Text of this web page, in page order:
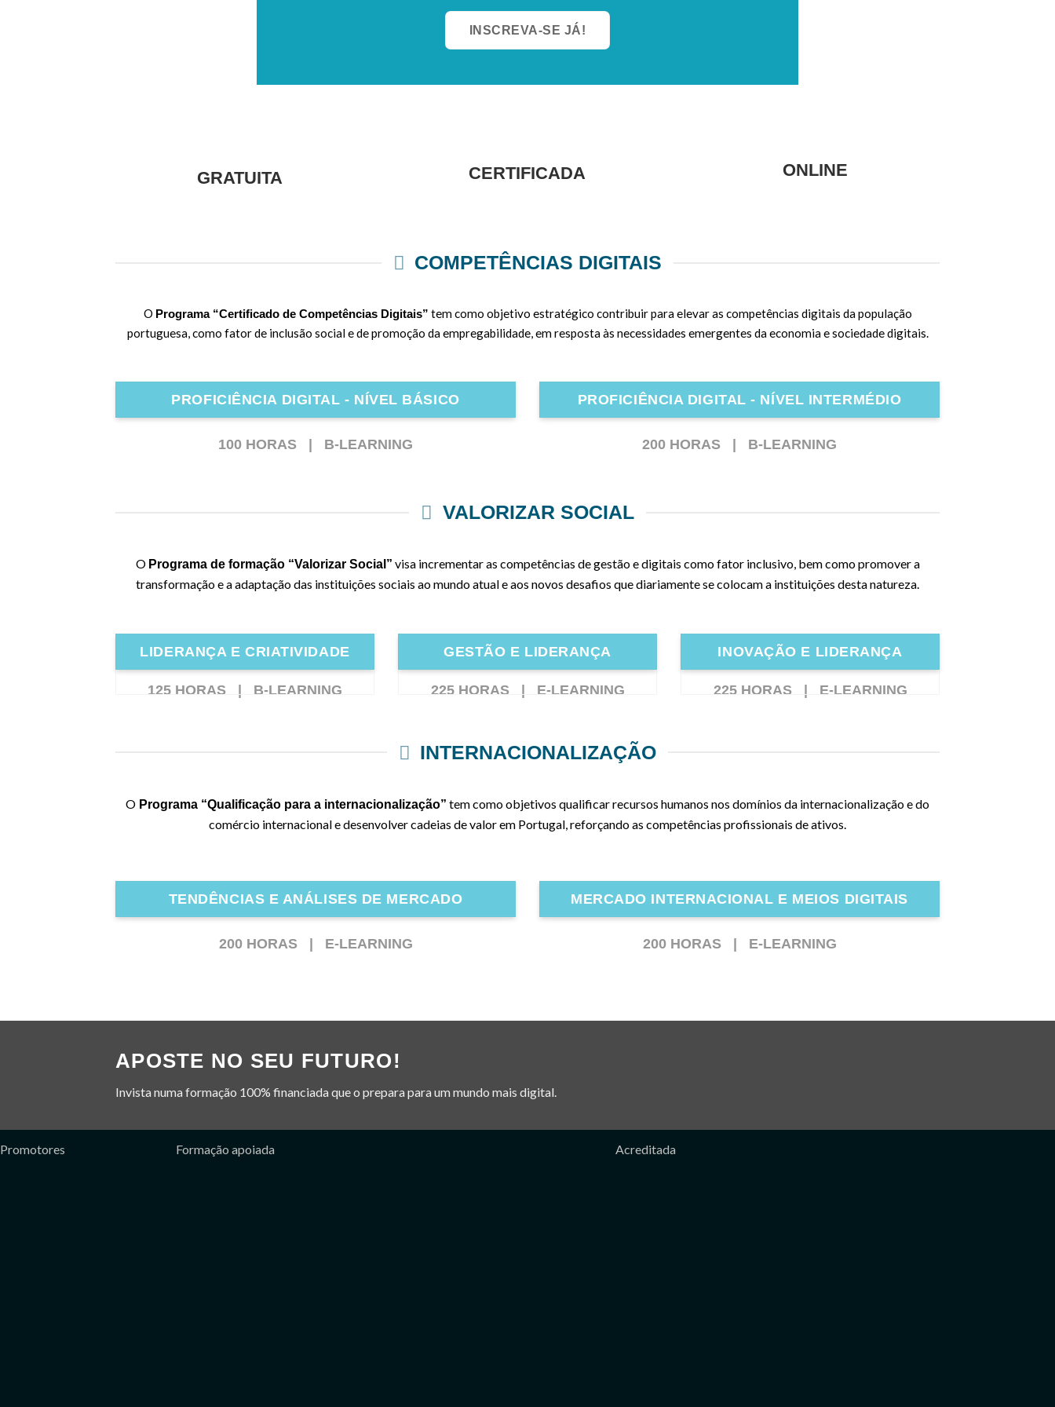
INSCREVA-SE JÁ!
GRATUITA CERTIFICADA ONLINE
COMPETÊNCIAS DIGITAIS
O Programa “Certificado de Competências Digitais” tem como objetivo estratégico contribuir para elevar as competências digitais da população
portuguesa, como fator de inclusão social e de promoção da empregabilidade, em resposta às necessidades emergentes da economia e sociedade digitais.
PROFICIÊNCIA DIGITAL - NÍVEL BÁSICO
100 HORAS | B-LEARNING
PROFICIÊNCIA DIGITAL - NÍVEL INTERMÉDIO
200 HORAS | B-LEARNING
VALORIZAR SOCIAL
O Programa de formação “Valorizar Social” visa incrementar as competências de gestão e digitais como fator inclusivo, bem como promover a
transformação e a adaptação das instituições sociais ao mundo atual e aos novos desafios que diariamente se colocam a instituições desta natureza.
LIDERANÇA E CRIATIVIDADE
125 HORAS | B-LEARNING
GESTÃO E LIDERANÇA
225 HORAS | E-LEARNING
INOVAÇÃO E LIDERANÇA
225 HORAS | E-LEARNING
INTERNACIONALIZAÇÃO
O Programa “Qualificação para a internacionalização” tem como objetivos qualificar recursos humanos nos domínios da internacionalização e do
comércio internacional e desenvolver cadeias de valor em Portugal, reforçando as competências profissionais de ativos.
TENDÊNCIAS E ANÁLISES DE MERCADO
200 HORAS | E-LEARNING
MERCADO INTERNACIONAL E MEIOS DIGITAIS
200 HORAS | E-LEARNING
APOSTE NO SEU FUTURO!
Invista numa formação 100% financiada que o prepara para um mundo mais digital.
Promotores Formação apoiada Acreditada